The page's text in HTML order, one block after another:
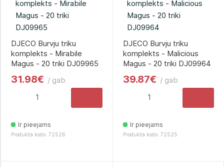
DJECO Burvju triku
komplekts - Mirabile
Magus - 20 triki DJ09965
31.98€ / gab
Ir pieejams
Produkta kods: 72526
DJECO Burvju triku
komplekts - Malicious
Magus - 20 triki DJ09964
39.87€ / gab
Ir pieejams
Produkta kods: 72525